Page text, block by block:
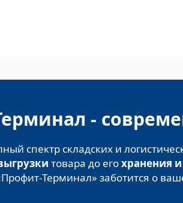
-
спектр складских и
товара до егохранения
заботится о